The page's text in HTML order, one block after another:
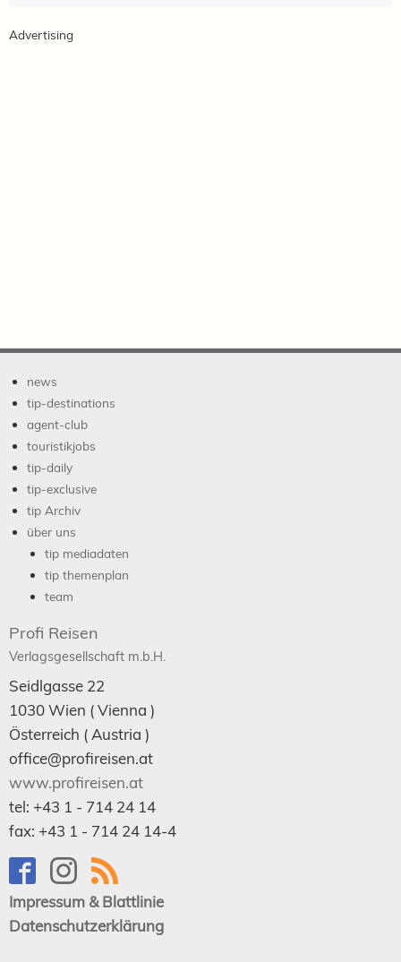
Advertising
news
tip-destinations
agent-club
touristikjobs
tip-daily
tip-exclusive
tip Archiv
über uns
tip mediadaten
tip themenplan
team
Profi Reisen
Verlagsgesellschaft m.b.H.
Seidlgasse 22
1030Wien ( Vienna )
Österreich ( Austria )
office@profireisen.at
www.profireisen.at
tel: +43 1 - 714 24 14
fax: +43 1 - 714 24 14-4
Impressum & Blattlinie
Datenschutzerklärung